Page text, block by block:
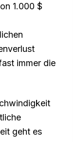
1.000 $
immer die
geht es